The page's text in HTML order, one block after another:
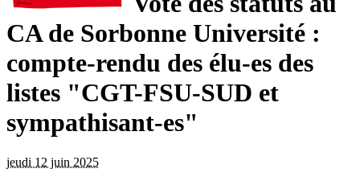
CA de Sorbonne Université :
compte-rendu des élu-es des
listes "CGT-FSU-SUD et
sympathisant-es"
jeudi 12 juin 2025